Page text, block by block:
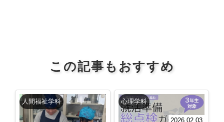
この記事もおすすめ
人間福祉学科 心理学科
2026.02.03